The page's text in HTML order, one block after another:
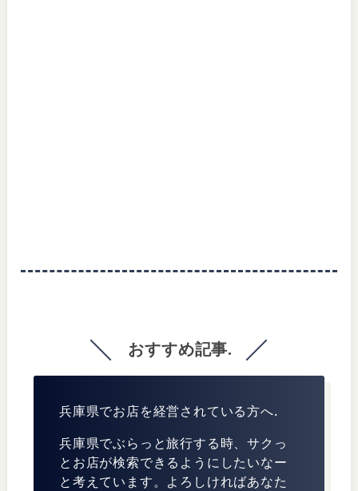
おすすめ記事.
兵庫県でお店を経営されている方へ.
兵庫県でぶらっと旅行する時、サクっ
とお店が検索できるようにしたいなー
と考えています。よろしければあなた